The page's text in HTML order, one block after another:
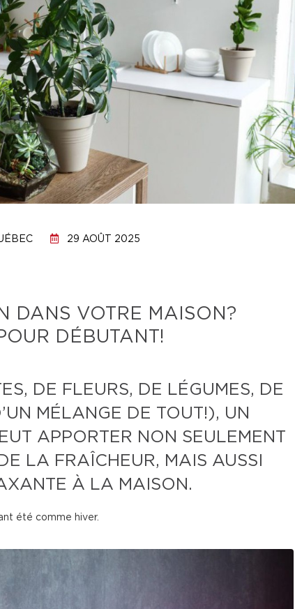
29 AOÛT 2025
DANS VOTRE MAISON?
DÉBUTANT!
DE FLEURS, DE LÉGUMES, DE
MÉLANGE DE TOUT!), UN
APPORTER NON SEULEMENT
LA FRAÎCHEUR, MAIS AUSSI
À LA MAISON.
été comme hiver.